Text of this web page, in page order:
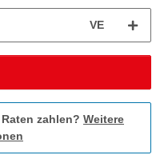
VE
zahlen? Weitere